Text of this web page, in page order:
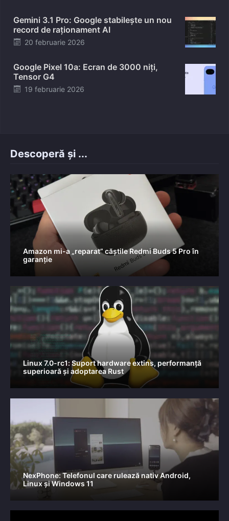
Gemini 3.1 Pro: Google stabilește un nou
record de raționament AI
Posted
20 februarie 2026
Google Pixel 10a: Ecran de 3000 niți,
Tensor G4
Posted
19 februarie 2026
Descoperă și ...
Amazon mi-a „reparat” căștile Redmi Buds 5 Pro în
garanție
Linux 7.0-rc1: Suport hardware extins, performanță
superioară și adoptarea Rust
NexPhone: Telefonul care rulează nativ Android,
Linux și Windows 11